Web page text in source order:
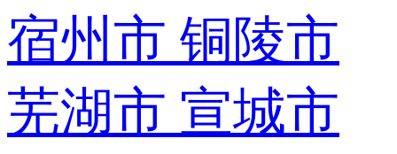
宿州市 铜陵市
芜湖市 宣城市